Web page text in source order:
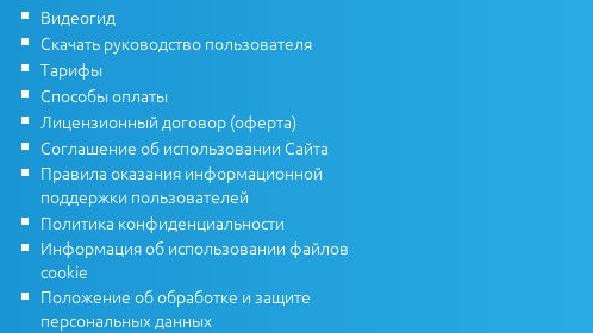
Видеогид
Скачать руководство пользователя
Тарифы
Способы оплаты
Лицензионный договор (оферта)
Соглашение об использовании Сайта
Правила оказания информационной
поддержки пользователей
Политика конфиденциальности
Информация об использовании файлов
cookie
Положение об обработке и защите
персональных данных